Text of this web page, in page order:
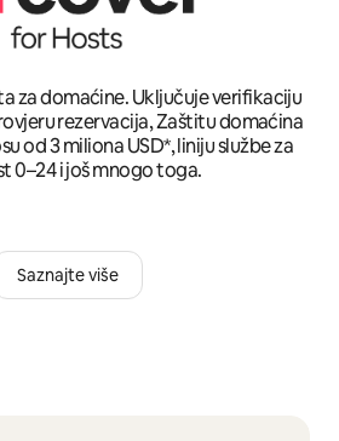
za domaćine. Uključuje verifikaciju
rezervacija, Zaštitu domaćina
od 3 miliona USD*, liniju službe za
0–24 i još mnogo toga.
Saznajte više